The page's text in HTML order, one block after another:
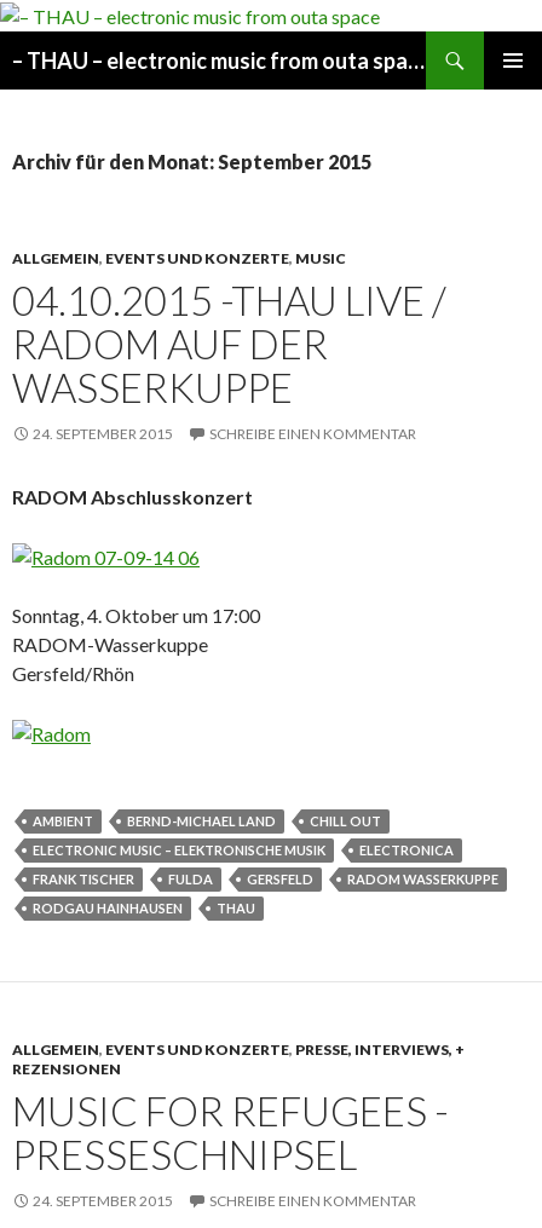
– THAU – electronic music from outa space
Archiv für den Monat: September 2015
ALLGEMEIN, EVENTS UND KONZERTE, MUSIC
04.10.2015 -THAU LIVE /
RADOM AUF DER
WASSERKUPPE
24. SEPTEMBER 2015 SCHREIBE EINEN KOMMENTAR
RADOM Abschlusskonzert
Sonntag, 4. Oktober um 17:00
RADOM-Wasserkuppe
Gersfeld/Rhön
AMBIENT BERND-MICHAEL LAND
CHILL OUT
ELECTRONIC MUSIC – ELEKTRONISCHE MUSIK
ELECTRONICA
FRANK TISCHER
FULDA GERSFELD
RADOM WASSERKUPPE
RODGAU HAINHAUSEN
THAU
ALLGEMEIN, EVENTS UND KONZERTE, PRESSE, INTERVIEWS, +
REZENSIONEN
MUSIC FOR REFUGEES -
PRESSESCHNIPSEL
24. SEPTEMBER 2015 SCHREIBE EINEN KOMMENTAR